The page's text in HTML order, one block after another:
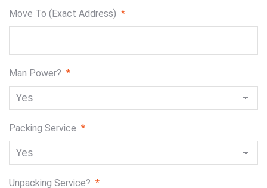
YYYY
Move To (Exact Address) *
Man Power? *
Packing Service *
Unpacking Service? *